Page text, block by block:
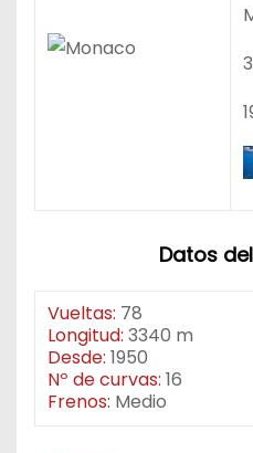
Datos
Vueltas: 78
Longitud: 3340 m
Desde: 1950
Nº de curvas: 16
Frenos: Medio